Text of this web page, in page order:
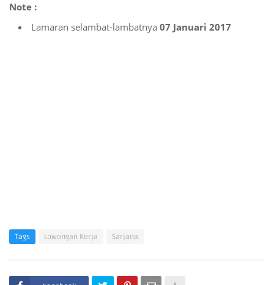
Note :
Lamaran selambat-lambatnya 07 Januari 2017
Tags Lowongan Kerja Sarjana